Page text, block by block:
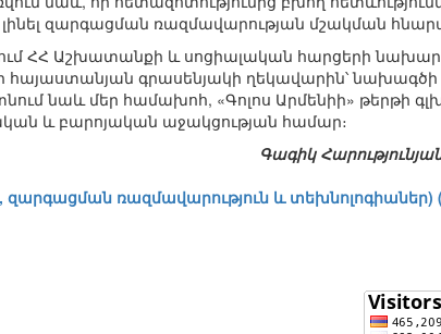
զարգացման ռազմավարության մշակման
ՀՀ Աշխատանքի և սոցիալական հարցերի
գրասենյակի ղեկավարին՝
նաև մեր համախոհ, «Գոլոս Արմենիի» թերթի
և բարոյական աջակցության համար։
Գագիկ
ռազմավարություն և տեխնոլոգիաներ)